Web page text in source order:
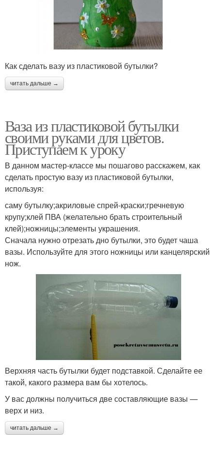
Как сделать вазу из пластиковой бутылки?
читать дальше →
Ваза из пластиковой бутылки
своими руками для цветов.
Приступаем к уроку
В данном мастер-классе мы пошагово расскажем, как
сделать простую вазу из пластиковой бутылки,
используя:
саму бутылку;акриловые спрей-краски;гречневую
крупу;клей ПВА (желательно брать строительный
клей);ножницы;элементы украшения.
Сначала нужно отрезать дно бутылки, это будет чаша
вазы. Используйте для этого ножницы или канцелярский
нож.
Верхняя часть бутылки будет подставкой. Сделайте ее
такой, какого размера вам бы хотелось.
У вас должны получиться две составляющие вазы —
верх и низ.
читать дальше →